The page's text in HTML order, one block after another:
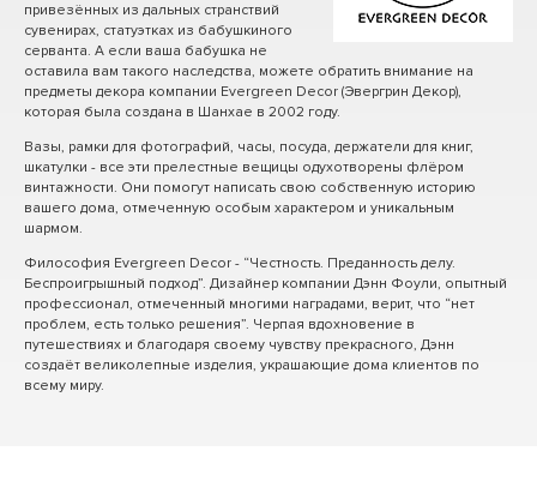
привезённых из дальных странствий
сувенирах, статуэтках из бабушкиного
серванта. А если ваша бабушка не
оставила вам такого наследства, можете обратить внимание на
предметы декора компании Evergreen Decor (Эвергрин Декор),
которая была создана в Шанхае в 2002 году.
Вазы, рамки для фотографий, часы, посуда, держатели для книг,
шкатулки - все эти прелестные вещицы одухотворены флёром
винтажности. Они помогут написать свою собственную историю
вашего дома, отмеченную особым характером и уникальным
шармом.
Философия Evergreen Decor - “Честность. Преданность делу.
Беспроигрышный подход”. Дизайнер компании Дэнн Фоули, опытный
профессионал, отмеченный многими наградами, верит, что “нет
проблем, есть только решения”. Черпая вдохновение в
путешествиях и благодаря своему чувству прекрасного, Дэнн
создаёт великолепные изделия, украшающие дома клиентов по
всему миру.